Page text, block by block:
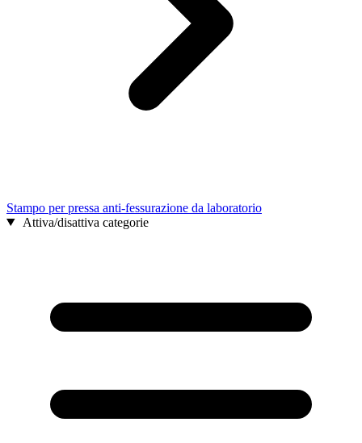
Stampo per pressa anti-fessurazione da laboratorio
Attiva/disattiva categorie